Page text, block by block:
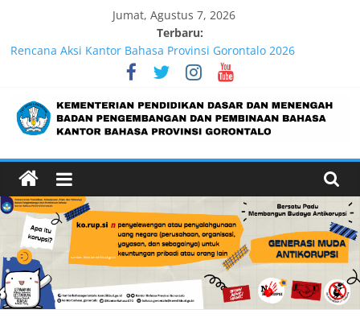
Jumat, Agustus 7, 2026
Terbaru:
Rencana Aksi Kantor Bahasa Provinsi Gorontalo 2026
Partisipasi Semesta Perluas Ketersediaan Buku Bacaan
Bermutu, Perkuat Literasi Anak Indonesia
Lebih dari 5,5 Juta Buku Bacaan Bermutu Dikirim untuk
Perkuat Literasi Anak Indonesia
Pengukuran Kinerja Triwulan II 2026
Pengukuran Kinerja Triwulan I Tahun 2026